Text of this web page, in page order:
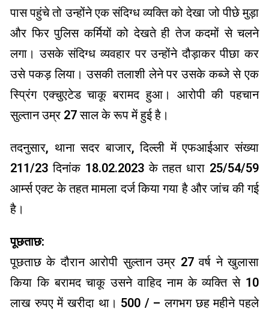
पास पहुंचे तो उन्होंने एक संदिग्ध व्यक्ति को देखा जो पीछे मुड़ा
और फिर पुलिस कर्मियों को देखते ही तेज कदमों से चलने
लगा। उसके संदिग्ध व्यवहार पर उन्होंने दौड़ाकर पीछा कर
उसे पकड़ लिया। उसकी तलाशी लेने पर उसके कब्जे से एक
स्प्रिंग एक्चुएटेड चाकू बरामद हुआ। आरोपी की पहचान
सुल्तान उम्र 27 साल के रूप में हुई है।
तदनुसार, थाना सदर बाजार, दिल्ली में एफआईआर संख्या
211/23 दिनांक 18.02.2023 के तहत धारा 25/54/59
आर्म्स एक्ट के तहत मामला दर्ज किया गया है और जांच की गई
है।
पूछताछ:
पूछताछ के दौरान आरोपी सुल्तान उम्र 27 वर्ष ने खुलासा
किया कि बरामद चाकू उसने वाहिद नाम के व्यक्ति से 10
लाख रुपए में खरीदा था। 500 / – लगभग छह महीने पहले